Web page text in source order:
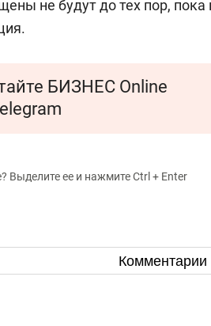
не будут до тех пор,
БИЗНЕС Online
Выделите ее и нажмите Ctrl + Enter
Комментарии